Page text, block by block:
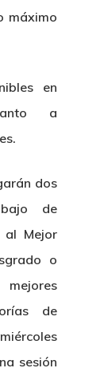
máximo
en
a
dos
de
al Mejor
o
de
sesión
De Personal
De Identidad
CETMAR
De Noticias